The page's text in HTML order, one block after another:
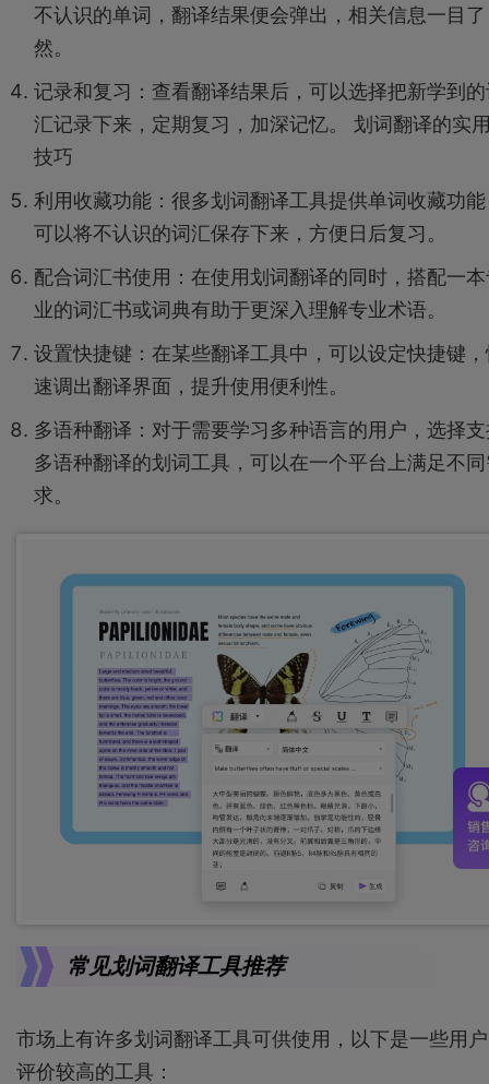
不认识的单词，翻译结果便会弹出，相关信息一目了
然。
记录和复习：查看翻译结果后，可以选择把新学到
汇记录下来，定期复习，加深记忆。 划词翻译的实
技巧
利用收藏功能：很多划词翻译工具提供单词收藏功
可以将不认识的词汇保存下来，方便日后复习。
配合词汇书使用：在使用划词翻译的同时，搭配一
业的词汇书或词典有助于更深入理解专业术语。
设置快捷键：在某些翻译工具中，可以设定快捷键
速调出翻译界面，提升使用便利性。
多语种翻译：对于需要学习多种语言的用户，选择
多语种翻译的划词工具，可以在一个平台上满足不
求。
常见划词翻译工具推荐
市场上有许多划词翻译工具可供使用，以下是一些用户
评价较高的工具：